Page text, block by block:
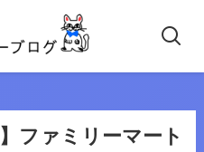
ファミリーマート